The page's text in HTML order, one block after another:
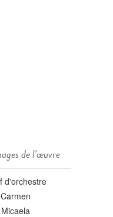
de l'œuvre
d'orchestre
Carmen
Micaela